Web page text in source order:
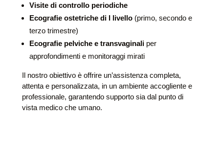
Visite di controllo periodiche
Ecografie ostetriche di I livello(primo, secondo e
terzo trimestre)
Ecografie pelviche e transvaginaliper
approfondimenti e monitoraggi mirati
Il nostro obiettivo è offrire un’assistenza completa,
attenta e personalizzata, in un ambiente accogliente e
professionale, garantendo supporto sia dal punto di
vista medico che umano.